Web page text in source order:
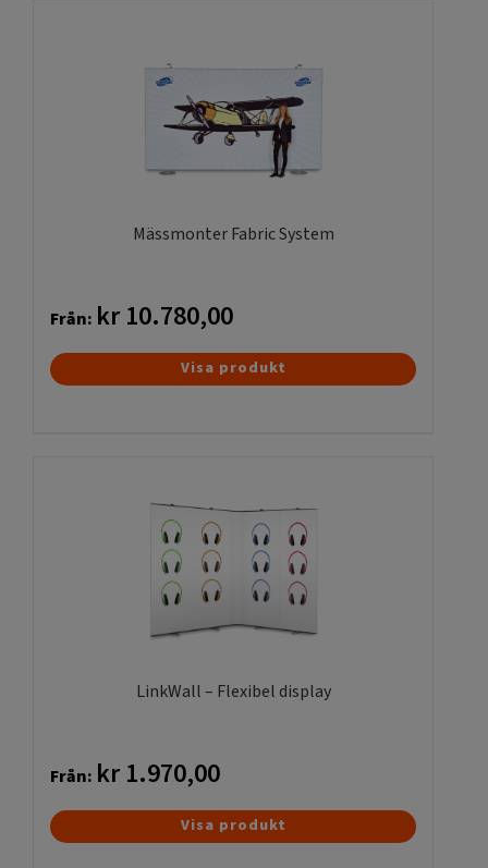
Mässmonter Fabric System
Från: kr10.780,00
Den
här
olika
alternativen
kan
väljas
Visa produkt
LinkWall – Flexibel display
Från: kr1.970,00
Den
här
Visa produkt